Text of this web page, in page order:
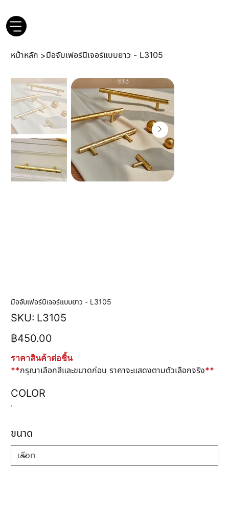
หน้าหลัก >มือจับเฟอร์นิเจอร์แบบยาว - L3105
มือจับเฟอร์นิเจอร์แบบยาว - L3105
SKU: SKU
L3105
L3105
ราคา
฿450.00
ราคาสินค้าต่อชิ้น
**กรุณาเลือกสีและขนาดก่อน ราคาจะแสดงตามตัวเลือกจริง**
COLOR
ขนาด